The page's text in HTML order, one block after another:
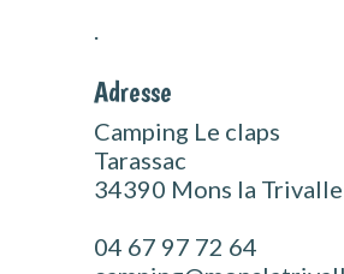
.
Adresse
Camping Le claps
Tarassac
34390 Mons la Trivalle
04 67 97 72 64